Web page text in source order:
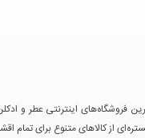
از کالاهای متنوع برای تمام